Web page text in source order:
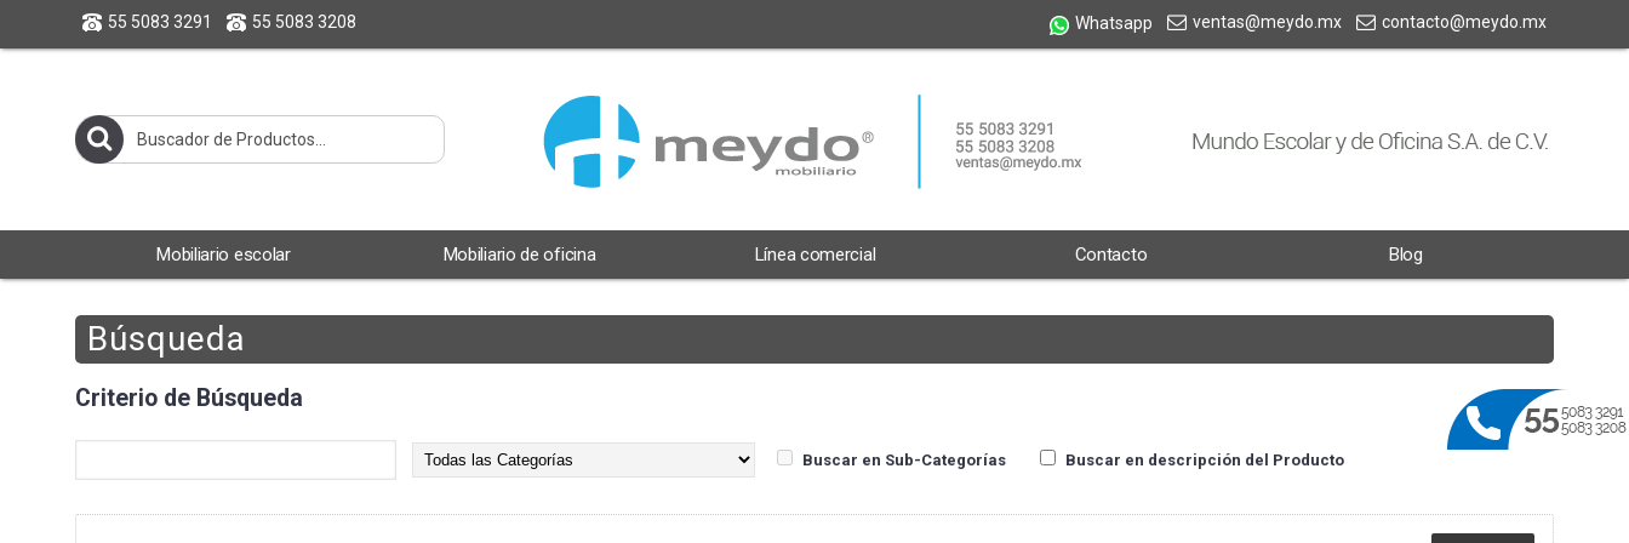
55 5083 3291 55 5083 3208 Whatsapp ventas@meydo.mx contacto@meydo.mx
Mobiliario escolar Mobiliario de oficina Línea comercial Contacto Blog
Búsqueda
Criterio de Búsqueda
Buscar en Sub-Categorías Buscar en descripción del Producto